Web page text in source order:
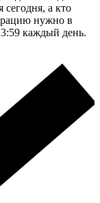
сегодня, а кто
нужно в
каждый день.